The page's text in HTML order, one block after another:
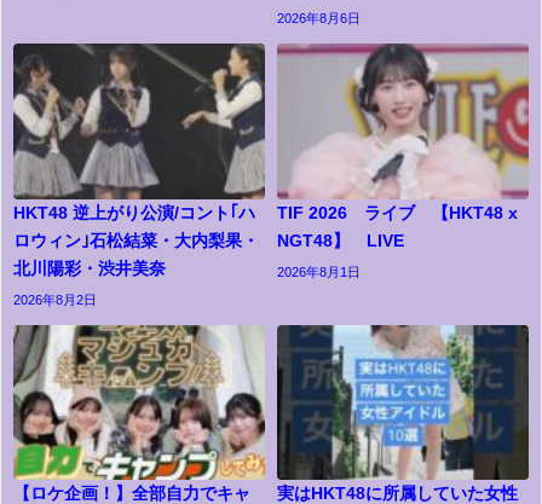
2026年8月6日
HKT48 逆上がり公演/コント｢ハ
ロウィン｣石松結菜・大内梨果・
北川陽彩・渋井美奈
2026年8月2日
TIF 2026 ライブ 【HKT48 x
NGT48】 LIVE
2026年8月1日
【ロケ企画！】全部自力でキャ
実はHKT48に所属していた女性